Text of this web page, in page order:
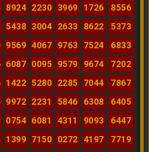
8924 2230 3969 1726
8556
5438 3004 2633 8622
5373
9569 4067 9763 7524
6833
6087 0095 9579 9674
7202
1422 5280 2285 7044
7867
9972 2231 5846 6308
6405
0754 6081 4311 9093
6447
1399 7150 0272 4197
7719